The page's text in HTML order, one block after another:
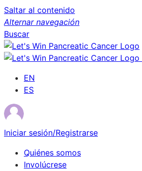
Saltar al contenido
Alternar navegación
Buscar
EN
ES
Iniciar sesión/Registrarse
Quiénes somos
Involúcrese